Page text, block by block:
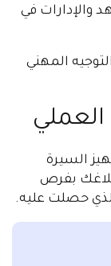
والإدارات في
المهني
السيرة
بفرص
الذي حصلت عليه.